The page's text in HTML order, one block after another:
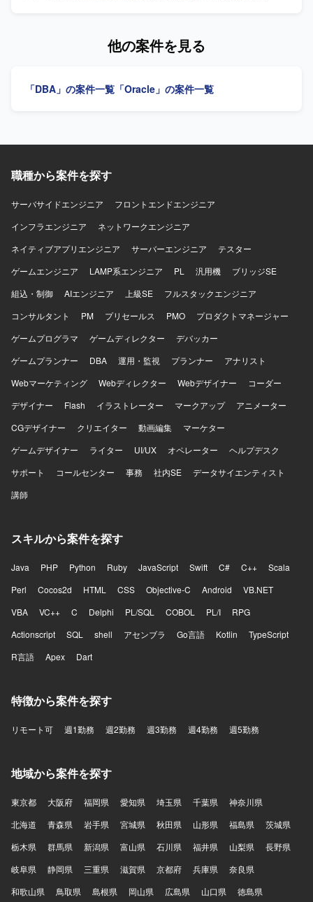
を積むことができます。AWSの各種サービスと連携したシ
WildFly、HULFT、StepFunctions、EventBridgeなどを利用
案、移行手順の整理、検証環境での動作確認、本番環境へ
の見直し、移行後の動作確認も含まれます。 【求める人物
応できる方や、課題が発生した際に関係者と連携しながら
ジションの魅力】 ミッションクリティカルな保険システム
HADR構成でのバージョンアップや移行ノウハウを習得でき
後の類似プロジェクトでも応用可能な知見を得られるポジ
ションです。 【開発環境】 AIX上で稼働するDB2環境を対
象とした構成となります。DB2 HADRによる冗長構成が採
用されており、移行作業にあたっては既存構成を踏まえた
他の案件を見る
「DBA」の案件一覧 「Oracle」の案件一覧
職種から案件を探す
サーバサイドエンジニア
フロントエンドエンジニア
インフラエンジニア
ネットワークエンジニア
ネイティブアプリエンジニア
サーバーエンジニア
テスター
ゲームエンジニア
LAMP系エンジニア PL 汎用機
ブリッジSE
組込・制御
AIエンジニア 上級SE
フルスタックエンジニア
コンサルタント
PM プリセールス PMO
プロダクトマネージャー
ゲームプログラマ
ゲームディレクター
デバッカー
ゲームプランナー
DBA 運用・監視 プランナー
アナリスト
Webマーケティング
Webディレクター Webデザイナー
コーダー
デザイナー
Flash イラストレーター マークアップ
アニメーター
CGデザイナー
クリエイター 動画編集
マーケター
ゲームデザイナー
ライター UI/UX オペレーター
ヘルプデスク
サポート
コールセンター 事務 社内SE
データサイエンティスト
講師
スキルから案件を探す
Java PHP Python Ruby JavaScript Swift C# C++
Scala
Perl
Cocos2d HTML CSS Objective-C Android
VB.NET
VBA
VC++ C Delphi PL/SQL COBOL PL/I
RPG
Actionscript
SQL shell アセンブラ Go言語 Kotlin
TypeScript
R言語
Apex Dart
特徴から案件を探す
リモート可 週1勤務 週2勤務 週3勤務 週4勤務 週5勤務
地域から案件を探す
東京都 大阪府 福岡県 愛知県 埼玉県 千葉県
神奈川県
北海道
青森県 岩手県 宮城県 秋田県 山形県 福島県
茨城県
栃木県
群馬県 新潟県 富山県 石川県 福井県 山梨県
長野県
岐阜県
静岡県 三重県 滋賀県 京都府 兵庫県
奈良県
和歌山県
鳥取県 島根県 岡山県 広島県 山口県 徳島県